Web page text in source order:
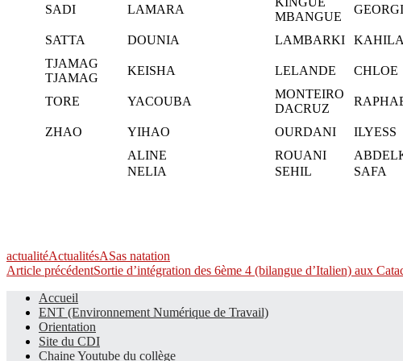
SADI
LAMARA
MBANGUE
SATTA DOUNIA LAMBARKI KAHILA
TJAMAG
TJAMAG
KEISHA LELANDE CHLOE
TORE YACOUBA
MONTEIRO
DACRUZ
ZHAO YIHAO OURDANI
ILYESS
ALINE
ROUANI
NELIA
SEHIL SAFA
actualitéActualitésASas natation
Navigation
des
articles
Article précédentSortie d’intégration des 6ème 4 (bilangue d’Italien) aux
Le site du collège
Accueil
ENT (Environnement Numérique de Travail)
Orientation
Site du CDI
Chaine Youtube du collège